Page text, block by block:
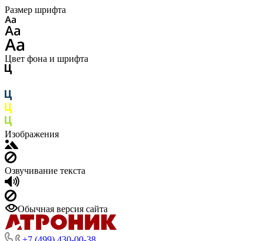
Размер шрифта
Цвет фона и шрифта
Изображения
Озвучивание текста
Обычная версия сайта